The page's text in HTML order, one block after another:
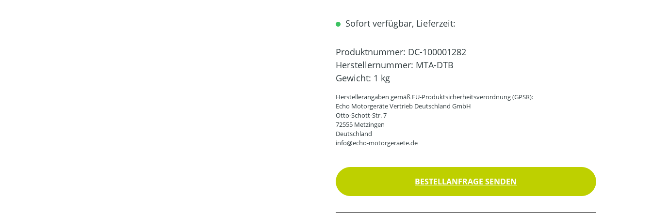
Sofort verfügbar, Lieferzeit:
Produktnummer: DC-100001282
Herstellernummer: MTA-DTB
Gewicht: 1 kg
Herstellerangaben gemäß EU-Produktsicherheitsverordnung (GPSR):
Echo Motorgeräte Vertrieb Deutschland GmbH
Otto-Schott-Str. 7
72555 Metzingen
Deutschland
info@echo-motorgeraete.de
BESTELLANFRAGE SENDEN